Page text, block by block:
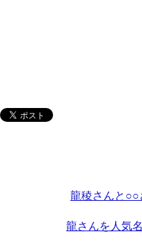
龍稜さんと○○
龍さんを人気